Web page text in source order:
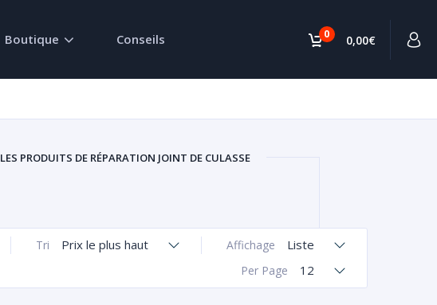
0 0,00€
Boutique Conseils
LES PRODUITS DE RÉPARATION JOINT DE CULASSE
Affichage Liste
Tri Prix le plus haut
Per Page 12